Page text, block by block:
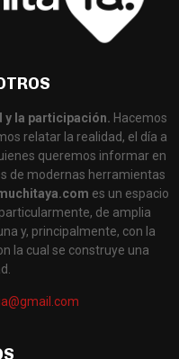
y la participación. Hacemos
relatar la realidad, el día a
queremos informar en
de modernas herramientas
es un espacio
de amplia
y, principalmente, con la
la cual se construye una